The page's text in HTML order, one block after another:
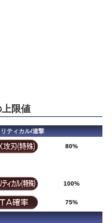
限値
ティカル/連撃
80%
100%
75%